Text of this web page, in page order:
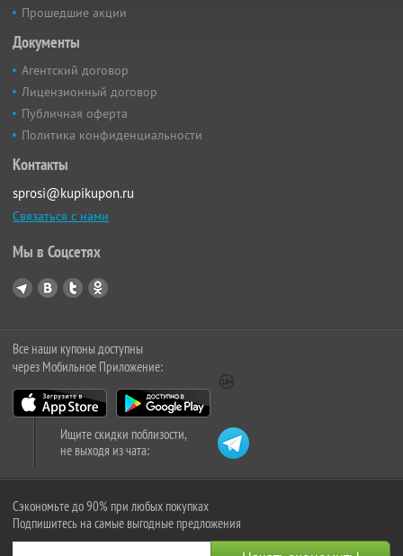
Прошедшие акции
Документы
Агентский договор
Лицензионный договор
Публичная оферта
Политика конфиденциальности
Контакты
sprosi@kupikupon.ru
Связаться с нами
Мы в Соцсетях
Все наши купоны доступны
через Мобильное Приложение:
Ищите скидки поблизости,
не выходя из чата:
Сэкономьте до 90% при любых покупках
Подпишитесь на самые выгодные предложения